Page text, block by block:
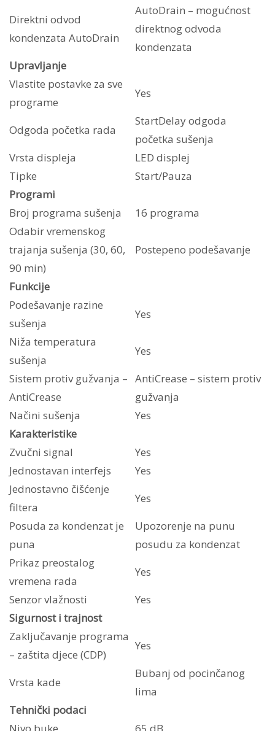
Direktni odvod
kondenzata AutoDrain
AutoDrain – mogućnost
direktnog odvoda
kondenzata
Upravljanje
Vlastite postavke za sve
programe
Yes
Odgoda početka rada
StartDelay odgoda
početka sušenja
Vrsta displeja
LED displej
Tipke
Start/Pauza
Programi
Broj programa sušenja
16 programa
Odabir vremenskog
trajanja sušenja (30, 60,
90 min)
Postepeno podešavanje
Funkcije
Podešavanje razine
sušenja
Yes
Niža temperatura
sušenja
Yes
Sistem protiv gužvanja –
AntiCrease
AntiCrease – sistem protiv
gužvanja
Načini sušenja
Yes
Karakteristike
Zvučni signal
Yes
Jednostavan interfejs
Yes
Jednostavno čišćenje
filtera
Yes
Posuda za kondenzat je
puna
Upozorenje na punu
posudu za kondenzat
Prikaz preostalog
vremena rada
Yes
Senzor vlažnosti
Yes
Sigurnost i trajnost
Zaključavanje programa
– zaštita djece (CDP)
Yes
Vrsta kade
Bubanj od pocinčanog
lima
Tehnički podaci